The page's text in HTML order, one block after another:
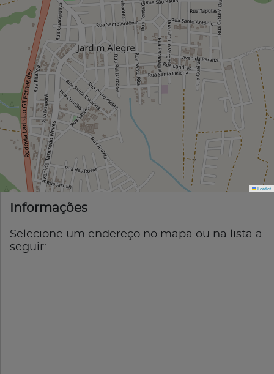
Leaflet
Informações
Selecione um endereço no mapa ou na lista a
seguir: